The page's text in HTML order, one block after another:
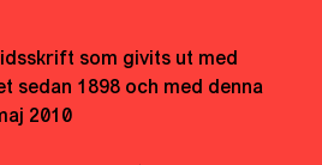
som givits ut med
sedan 1898 och med denna
2010